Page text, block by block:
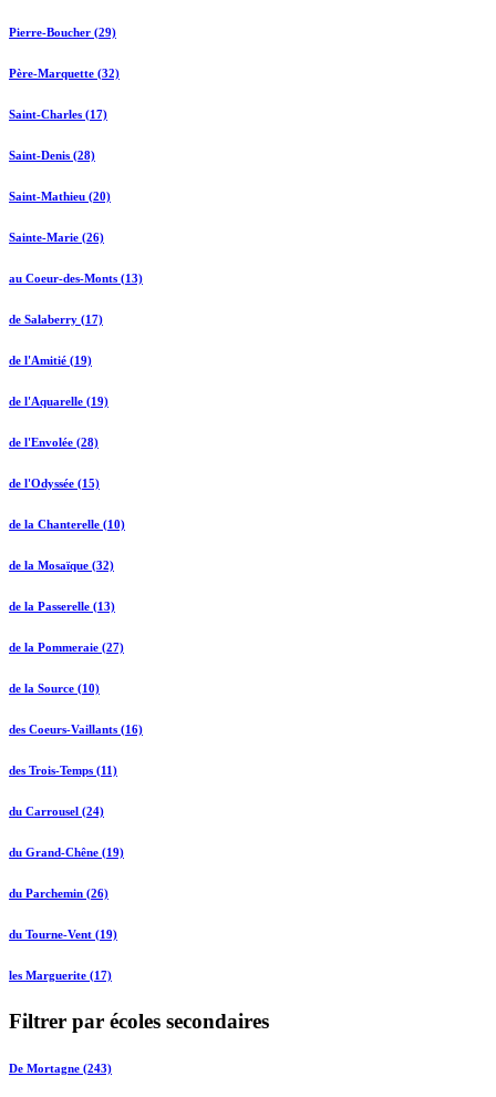
Pierre-Boucher (29)
Père-Marquette (32)
Saint-Charles (17)
Saint-Denis (28)
Saint-Mathieu (20)
Sainte-Marie (26)
au Coeur-des-Monts (13)
de Salaberry (17)
de l'Amitié (19)
de l'Aquarelle (19)
de l'Envolée (28)
de l'Odyssée (15)
de la Chanterelle (10)
de la Mosaïque (32)
de la Passerelle (13)
de la Pommeraie (27)
de la Source (10)
des Coeurs-Vaillants (16)
des Trois-Temps (11)
du Carrousel (24)
du Grand-Chêne (19)
du Parchemin (26)
du Tourne-Vent (19)
les Marguerite (17)
Filtrer par écoles secondaires
De Mortagne (243)